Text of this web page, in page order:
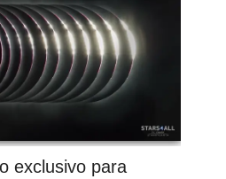
exclusivo para